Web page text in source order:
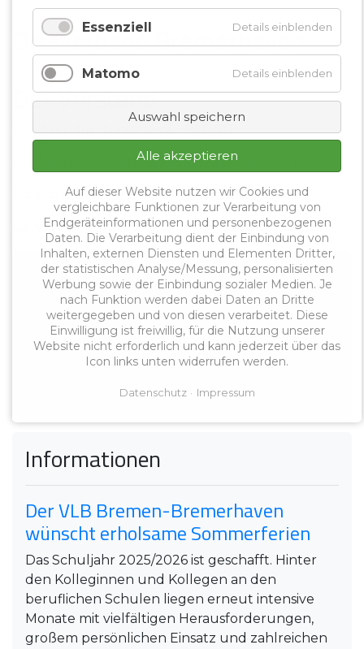
Ortsverband Bremerhaven
Der Vorstand
Vorsitzender: Tobias Krös - BSDGG
Stellvertreter: Mathias Geisberger Ward - KLA
Schriftführerin: Hanna Bärthel - BSDGG
vorstand-OV-Bhv(at)vlb-bremerhaven.de
Wir über uns
Der Vorstand
Satzung
Mitglied werden
Informationen
Der VLB Bremen-Bremerhaven
wünscht erholsame Sommerferien
Das Schuljahr 2025/2026 ist geschafft. Hinter
den Kolleginnen und Kollegen an den
beruflichen Schulen liegen erneut intensive
Monate mit vielfältigen Herausforderungen,
großem persönlichen Einsatz und zahlreichen
Essenziell Details einblenden
Matomo Details einblenden
Auswahl speichern
Alle akzeptieren
Auf dieser Website nutzen wir Cookies und
vergleichbare Funktionen zur Verarbeitung von
Endgeräteinformationen und personenbezogenen
Daten. Die Verarbeitung dient der Einbindung von
Inhalten, externen Diensten und Elementen Dritter,
der statistischen Analyse/Messung, personalisierten
Werbung sowie der Einbindung sozialer Medien. Je
nach Funktion werden dabei Daten an Dritte
weitergegeben und von diesen verarbeitet. Diese
Einwilligung ist freiwillig, für die Nutzung unserer
Website nicht erforderlich und kann jederzeit über das
Icon links unten widerrufen werden.
Datenschutz Impressum